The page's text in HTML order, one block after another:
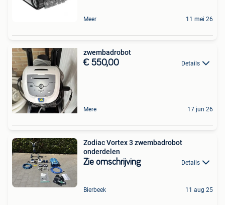
Meer 11 mei 26
zwembadrobot
€ 550,00 Details
Mere 17 jun 26
Zodiac Vortex 3 zwembadrobot
onderdelen
Zie omschrijving Details
Bierbeek 11 aug 25